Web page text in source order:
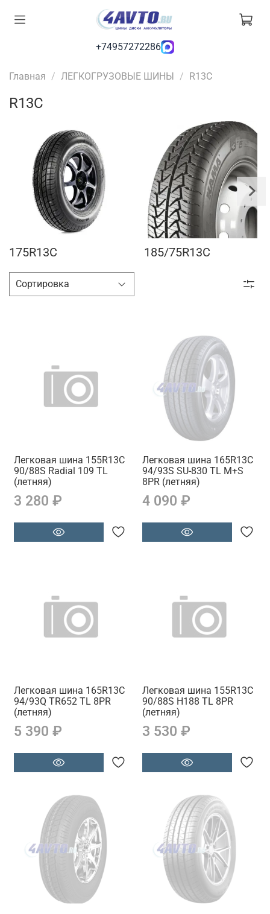
+74957272286
Главная ЛЕГКОГРУЗОВЫЕ ШИНЫ R13C
R13C
175R13С 185/75R13С
Легковая шина 155R13C
90/88S Radial 109 TL
(летняя)
3 280 ₽
Легковая шина 165R13C
94/93S SU-830 TL M+S
8PR (летняя)
4 090 ₽
Легковая шина 165R13C
94/93Q TR652 TL 8PR
(летняя)
5 390 ₽
Легковая шина 155R13C
90/88S H188 TL 8PR
(летняя)
3 530 ₽